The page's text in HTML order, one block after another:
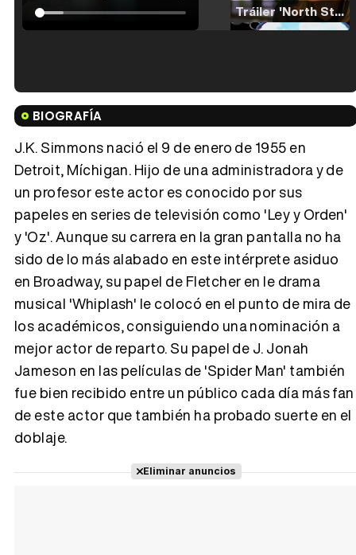
Tráiler 'North Star' (2023)
Tráiler en español de 'La isla olvidada'
Tráiler en español 'Outcome' (2026)
Tráiler 'Do Not Enter' (2026)
BIOGRAFÍA
J.K. Simmons nació el 9 de enero de 1955 en
Detroit, Míchigan. Hijo de una administradora y de
un profesor este actor es conocido por sus
papeles en series de televisión como 'Ley y Orden'
y 'Oz'. Aunque su carrera en la gran pantalla no ha
sido de lo más alabado en este intérprete asiduo
en Broadway, su papel de Fletcher en le drama
musical 'Whiplash' le colocó en el punto de mira de
los académicos, consiguiendo una nominación a
mejor actor de reparto. Su papel de J. Jonah
Jameson en las películas de 'Spider Man' también
fue bien recibido entre un público cada día más fan
de este actor que también ha probado suerte en el
doblaje.
Eliminar anuncios